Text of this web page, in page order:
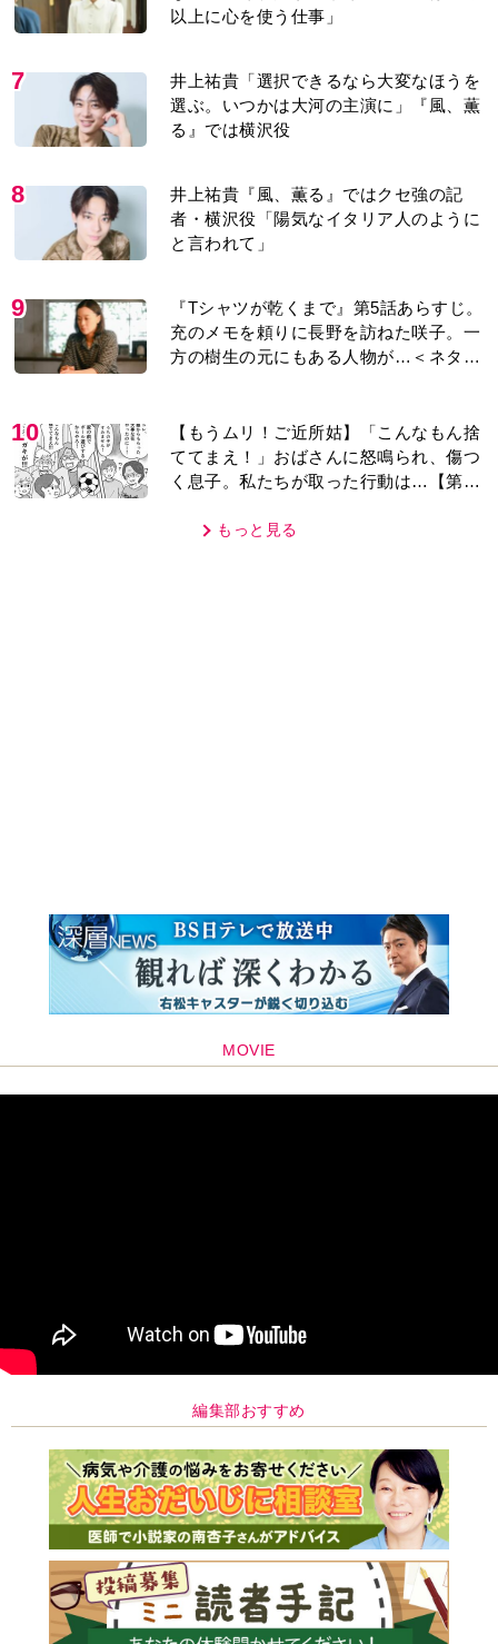
7
井上祐貴「選択できるなら大変なほうを
る』では横沢役
8
井上祐貴『風、薫る』ではクセ強の記
と言われて」
9
『Tシャツが乾くまで』第5話あらすじ。
方の樹生の元にもある人物が…＜ネタバ
レあり＞
10
く息子。私たちが取った行動は…【第3
話】
もっと見る